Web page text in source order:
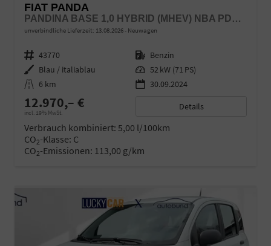
FIAT PANDA
PANDINA BASE 1,0 HYBRID (MHEV) NBA PDC SHA
unverbindliche Lieferzeit: 13.08.2026 Neuwagen
Fahrzeugnr. 43770 Kraftstoff Benzin
Außenfarbe Blau / italiablau Leistung 52 kW (71 PS)
Kilometerstand 6 km 30.09.2024
12.970,– €
incl. 19% MwSt.
Details
Verbrauch kombiniert: 5,00 l/100km
CO2-Klasse: C
CO2-Emissionen: 113,00 g/km